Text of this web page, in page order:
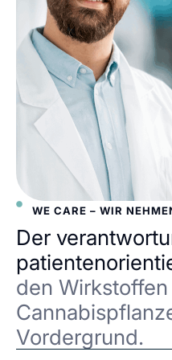
WE CARE – WIR
Der
den
Vordergrund.